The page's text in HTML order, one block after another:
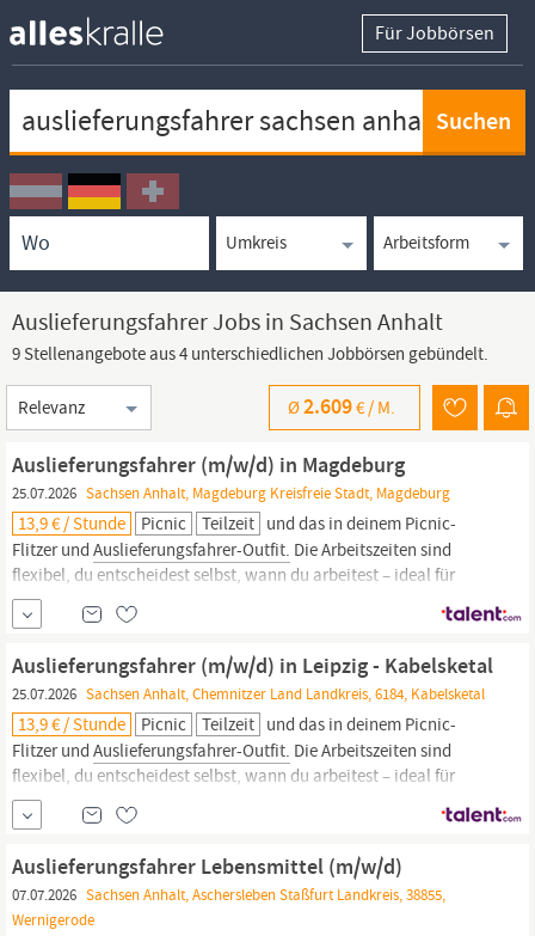
Für Jobbörsen
Ortssuche
Umkreissuche
Arbeitsform
Auslieferungsfahrer Jobs in Sachsen Anhalt
9 Stellenangebote aus 4 unterschiedlichen Jobbörsen gebündelt.
Sortierung
Ø2.609€ / M.
Auslieferungsfahrer (m/w/d) in Magdeburg
25.07.2026 Sachsen Anhalt, Magdeburg Kreisfreie Stadt, Magdeburg
13,9 € / Stunde Picnic Teilzeit und das in deinem Picnic-
Flitzer und Auslieferungsfahrer-Outfit. Die Arbeitszeiten sind
flexibel, du entscheidest selbst, wann du arbeitest – ideal für
Studierende oder Aushilfen. Voraussetzung: Führerschein Klasse
B, sicherer Fahrstil und Enthusiasmus! Was bieten wir dir? Ein
höheres Gehalt als in vergleichbaren Funktionen +
Auslieferungsfahrer (m/w/d) in Leipzig - Kabelsketal
25.07.2026 Sachsen Anhalt, Chemnitzer Land Landkreis, 6184, Kabelsketal
13,9 € / Stunde Picnic Teilzeit und das in deinem Picnic-
Flitzer und Auslieferungsfahrer-Outfit. Die Arbeitszeiten sind
flexibel, du entscheidest selbst, wann du arbeitest – ideal für
Studierende oder Aushilfen. Voraussetzung: Führerschein Klasse
B, sicherer Fahrstil und Enthusiasmus! Was bieten wir dir? Ein
höheres Gehalt als in vergleichbaren Funktionen +
Auslieferungsfahrer Lebensmittel (m/w/d)
07.07.2026 Sachsen Anhalt, Aschersleben Staßfurt Landkreis, 38855,
Wernigerode